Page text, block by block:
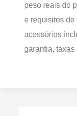
peso reais do
e requisitos de
acessórios
garantia, taxas